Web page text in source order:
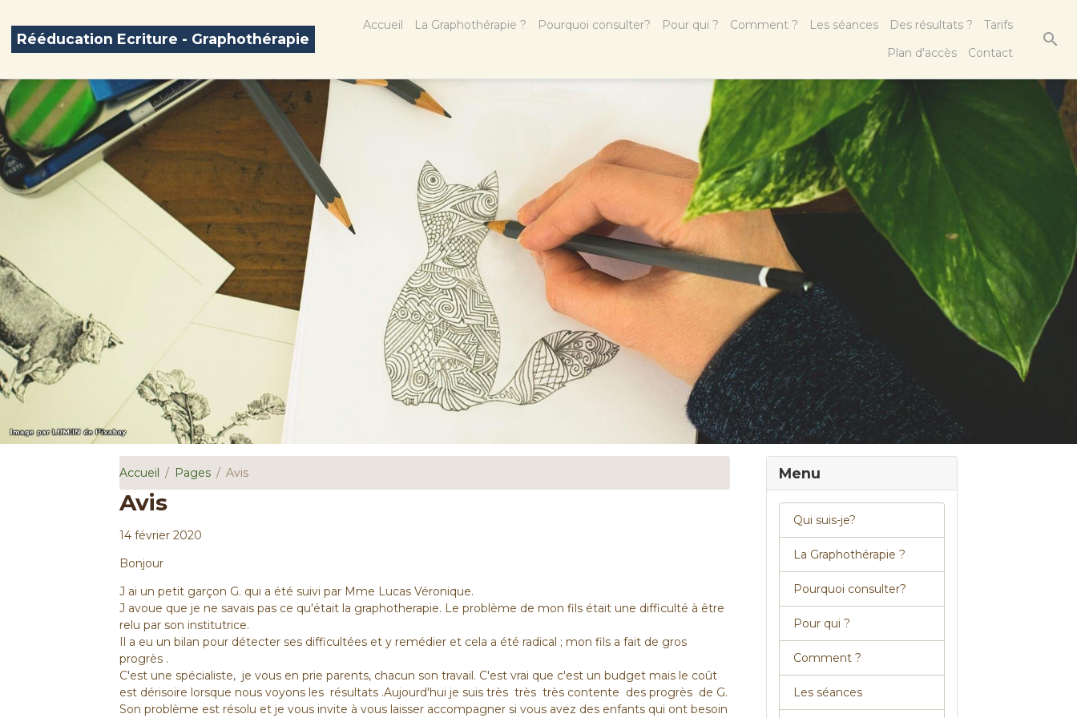
Rééducation Ecriture - Graphothérapie
Accueil La Graphothérapie ? Pourquoi consulter? Pour qui ? Comment ? Les séances Des résultats ?
Tarifs
Plan d'accès
Contact
Accueil Pages Avis
Avis
14 février 2020
Bonjour
J ai un petit garçon G. qui a été suivi par Mme Lucas Véronique.
J avoue que je ne savais pas ce qu'était la graphotherapie. Le problème de mon fils était une difficulté à être
relu par son institutrice.
Il a eu un bilan pour détecter ses difficultées et y remédier et cela a été radical ; mon fils a fait de gros
progrès .
C'est une spécialiste, je vous en prie parents, chacun son travail. C'est vrai que c'est un budget mais le coût
est dérisoire lorsque nous voyons les résultats .Aujourd'hui je suis très très très contente des progrès de G.
Son problème est résolu et je vous invite à vous laisser accompagner si vous avez des enfants qui ont besoin
Menu
Qui suis-je?
La Graphothérapie ?
Pourquoi consulter?
Pour qui ?
Comment ?
Les séances